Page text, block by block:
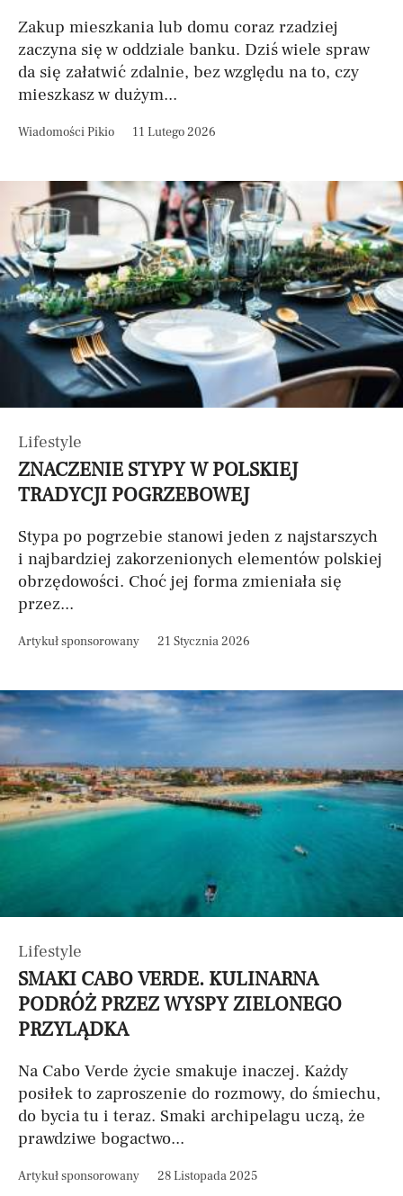
Zakup mieszkania lub domu coraz rzadziej
zaczyna się w oddziale banku. Dziś wiele spraw
da się załatwić zdalnie, bez względu na to, czy
mieszkasz w dużym...
Wiadomości Pikio 11 Lutego 2026
Lifestyle
ZNACZENIE STYPY W POLSKIEJ
TRADYCJI POGRZEBOWEJ
Stypa po pogrzebie stanowi jeden z najstarszych
i najbardziej zakorzenionych elementów polskiej
obrzędowości. Choć jej forma zmieniała się
przez...
Artykuł sponsorowany 21 Stycznia 2026
Lifestyle
SMAKI CABO VERDE. KULINARNA
PODRÓŻ PRZEZ WYSPY ZIELONEGO
PRZYLĄDKA
Na Cabo Verde życie smakuje inaczej. Każdy
posiłek to zaproszenie do rozmowy, do śmiechu,
do bycia tu i teraz. Smaki archipelagu uczą, że
prawdziwe bogactwo...
Artykuł sponsorowany 28 Listopada 2025